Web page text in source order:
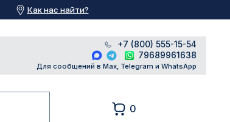
Как нас найти?
+7 (800) 555-15-54
79689961638
Для сообщений в Max, Telegram и WhatsApp
0